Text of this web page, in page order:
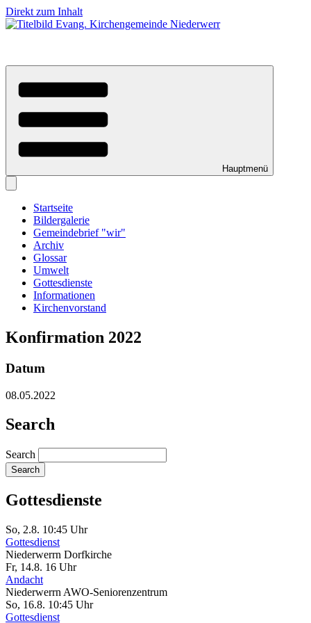
Direkt zum Inhalt
Hauptmenü
Startseite
Bildergalerie
Gemeindebrief "wir"
Archiv
Glossar
Umwelt
Gottesdienste
Informationen
Kirchenvorstand
Konfirmation 2022
Datum
08.05.2022
Search
Search
Gottesdienste
So, 2.8. 10:45 Uhr
Gottesdienst
Niederwerrn Dorfkirche
Fr, 14.8. 16 Uhr
Andacht
Niederwerrn AWO-Seniorenzentrum
So, 16.8. 10:45 Uhr
Gottesdienst